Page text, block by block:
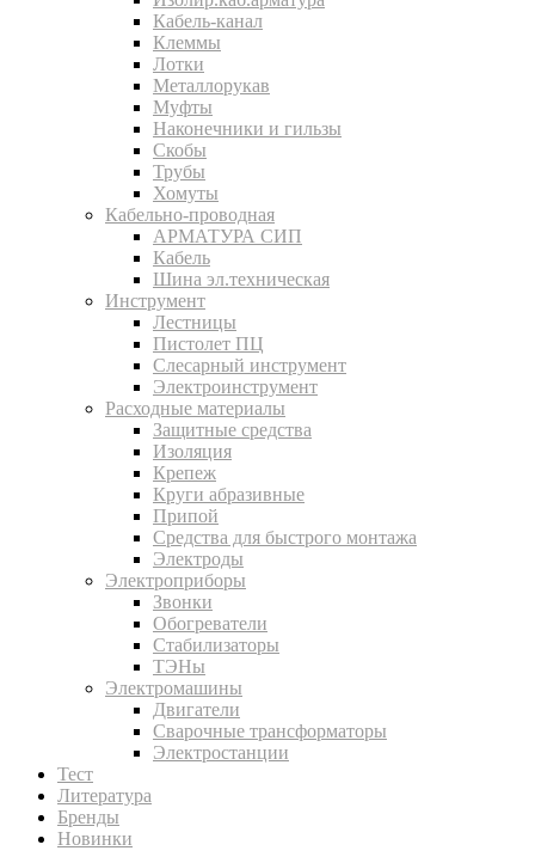
Кабель-канал
Клеммы
Лотки
Металлорукав
Муфты
Наконечники и гильзы
Скобы
Трубы
Хомуты
Кабельно-проводная
АРМАТУРА СИП
Кабель
Шина эл.техническая
Инструмент
Лестницы
Пистолет ПЦ
Слесарный инструмент
Электроинструмент
Расходные материалы
Защитные средства
Изоляция
Крепеж
Круги абразивные
Припой
Средства для быстрого монтажа
Электроды
Электроприборы
Звонки
Обогреватели
Стабилизаторы
ТЭНы
Электромашины
Двигатели
Сварочные трансформаторы
Электростанции
Тест
Литература
Бренды
Новинки